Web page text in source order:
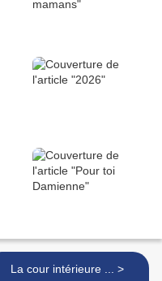
La cour intérieure ... >